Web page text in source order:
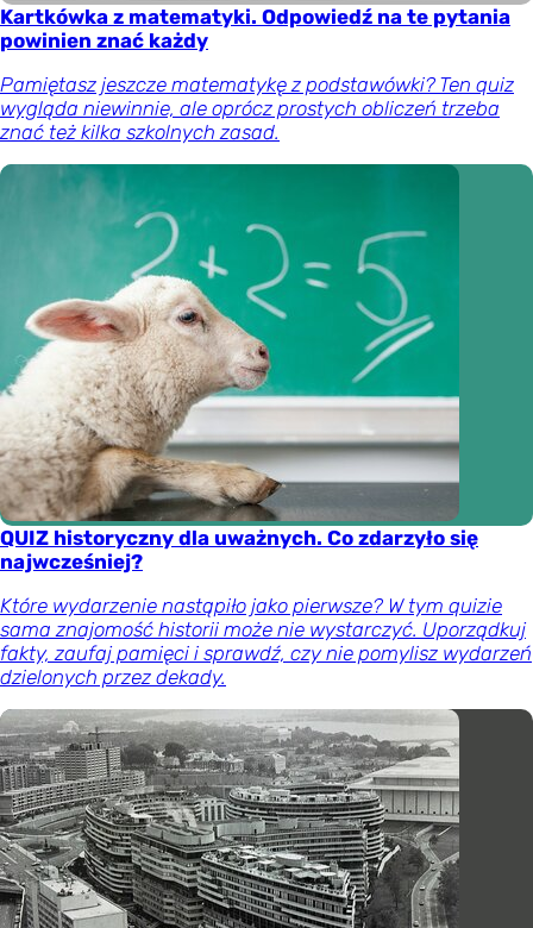
Kartkówka z matematyki. Odpowiedź na te pytania
powinien znać każdy
Pamiętasz jeszcze matematykę z podstawówki? Ten quiz
wygląda niewinnie, ale oprócz prostych obliczeń trzeba
znać też kilka szkolnych zasad.
QUIZ historyczny dla uważnych. Co zdarzyło się
najwcześniej?
Które wydarzenie nastąpiło jako pierwsze? W tym quizie
sama znajomość historii może nie wystarczyć. Uporządkuj
fakty, zaufaj pamięci i sprawdź, czy nie pomylisz wydarzeń
dzielonych przez dekady.